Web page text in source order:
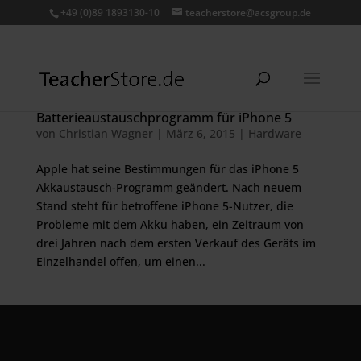
+49 (0)89 1893130-10 teacherstore@acsgroup.de
Batterieaustauschprogramm für iPhone 5
von Christian Wagner | März 6, 2015 | Hardware
Apple hat seine Bestimmungen für das iPhone 5
Akkaustausch-Programm geändert. Nach neuem
Stand steht für betroffene iPhone 5-Nutzer, die
Probleme mit dem Akku haben, ein Zeitraum von
drei Jahren nach dem ersten Verkauf des Geräts im
Einzelhandel offen, um einen...